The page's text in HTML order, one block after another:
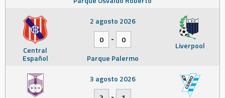
Central
Español
Liverpool
2 agosto 2026
0
-
0
Parque Palermo
3 agosto 2026